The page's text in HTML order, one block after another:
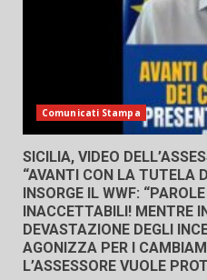
Comunicati Stampa
SICILIA, VIDEO
“AVANTI CON LA TUTELA
INSORGE IL WWF:
INACCETTABILI! MENTRE
DEVASTAZIONE DEGLI
AGONIZZA PER I
L’ASSESSORE VUOLE